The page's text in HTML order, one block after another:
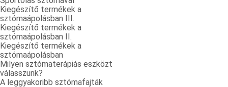
Kiegészítő termékek a
sztómaápolásban III.
Kiegészítő termékek a
sztómaápolásban II.
Kiegészítő termékek a
sztómaápolásban
Milyen sztómaterápiás eszközt
válasszunk?
A leggyakoribb sztómafajták